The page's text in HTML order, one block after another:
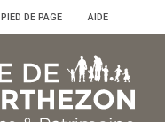
PIED DE PAGE AIDE